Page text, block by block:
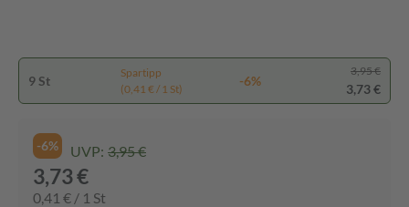
9 St
Spartipp
(0,41 € / 1 St)
-6%
3,95 €
3,73 €
-6% UVP: 3,95 €
3,73 €
0,41 € / 1 St